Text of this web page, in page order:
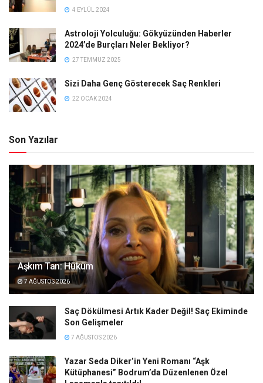
4 EYLÜL 2024
Astroloji Yolculuğu: Gökyüzünden Haberler
2024’de Burçları Neler Bekliyor?
27 TEMMUZ 2025
Sizi Daha Genç Gösterecek Saç Renkleri
22 OCAK 2024
Son Yazılar
Aşkım Tan: Hüküm
7 AĞUSTOS 2026
Saç Dökülmesi Artık Kader Değil! Saç Ekiminde
Son Gelişmeler
7 AĞUSTOS 2026
Yazar Seda Diker’in Yeni Romanı “Aşk
Kütüphanesi” Bodrum’da Düzenlenen Özel